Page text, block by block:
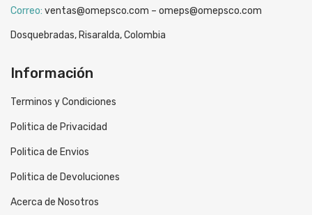
Correo: ventas@omepsco.com – omeps@omepsco.com
Dosquebradas, Risaralda, Colombia
Información
Terminos y Condiciones
Politica de Privacidad
Politica de Envios
Politica de Devoluciones
Acerca de Nosotros